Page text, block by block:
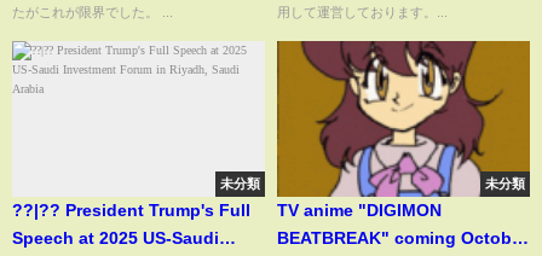
たがこれが限界でした。 ...
用して運営しております。...
未分類
??|?? President Trump's Full
Speech at 2025 US-Saudi
未分類
TV anime "DIGIMON
BEATBREAK" coming October